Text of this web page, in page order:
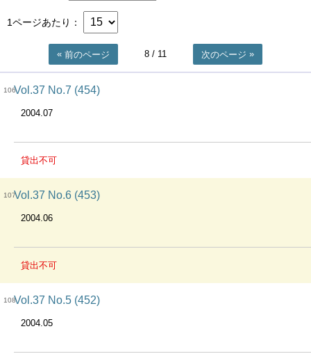
1ページあたり
前のページ 8 / 11 次のページ
106Vol.37 No.7 (454)
2004.07
貸出不可
107Vol.37 No.6 (453)
2004.06
貸出不可
108Vol.37 No.5 (452)
2004.05